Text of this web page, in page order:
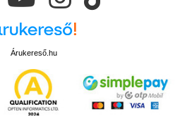
Árukereső.hu